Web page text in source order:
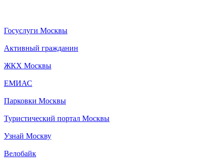
Госуслуги Москвы
Активный гражданин
ЖКХ Москвы
ЕМИАС
Парковки Москвы
Туристический портал Москвы
Узнай Москву
Велобайк